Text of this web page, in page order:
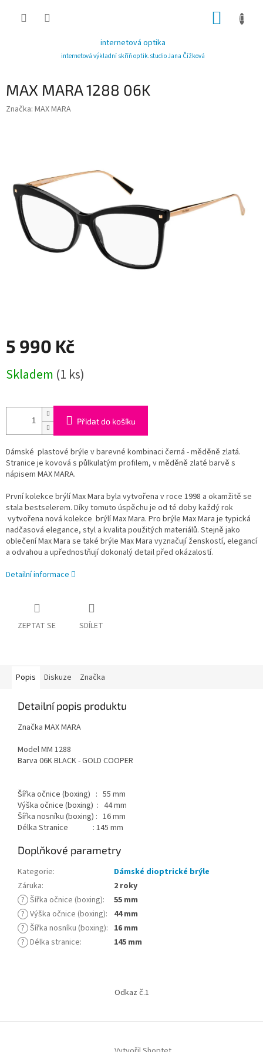
internetová optika
internetová výkladní skříň optik.studio Jana Čížková
MAX MARA 1288 06K
Značka: MAX MARA
5 990 Kč
cena:
Skladem (1 ks)
Přidat do košíku
Dámské plastové brýle v barevné kombinaci černá - měděně zlatá.
Stranice je kovová s půlkulatým profilem, v měděně zlaté barvě s
nápisem MAX MARA.
První kolekce brýlí Max Mara byla vytvořena v roce 1998 a okamžitě se
stala bestselerem. Díky tomuto úspěchu je od té doby každý rok
vytvořena nová kolekce brýlí Max Mara. Pro brýle Max Mara je typická
nadčasová elegance, styl a kvalita použitých materiálů. Stejně jako
oblečení Max Mara se také brýle Max Mara vyznačují ženskostí, elegancí
a odvahou a upřednostňují dokonalý detail před okázalostí.
Detailní informace
ZEPTAT SE SDÍLET
Popis Diskuze Značka
Detailní popis produktu
Značka MAX MARA
Model MM 1288
Barva 06K BLACK - GOLD COOPER
Šířka očnice (boxing) : 55 mm
Výška očnice (boxing) : 44 mm
Šířka nosníku (boxing) : 16 mm
Délka Stranice : 145 mm
Doplňkové parametry
Kategorie:
Dámské dioptrické brýle
Záruka:
2 roky
? Šířka očnice (boxing):
55 mm
? Výška očnice (boxing):
44 mm
? Šířka nosníku (boxing): 16 mm
? Délka stranice: 145 mm
Odkaz č.1